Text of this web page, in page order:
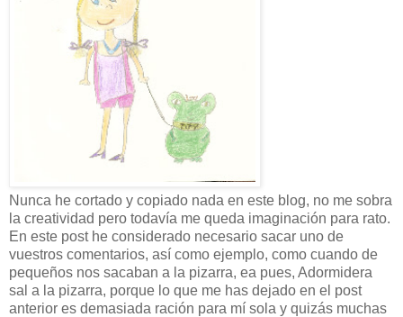
Nunca he cortado y copiado nada en este blog, no me sobra
la creatividad pero todavía me queda imaginación para rato.
En este post he considerado necesario sacar uno de
vuestros comentarios, así como ejemplo, como cuando de
pequeños nos sacaban a la pizarra, ea pues, Adormidera
sal a la pizarra, porque lo que me has dejado en el post
anterior es demasiada ración para mí sola y quizás muchas